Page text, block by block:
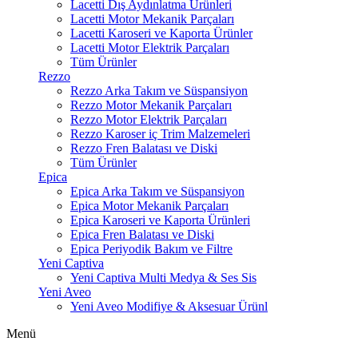
Lacetti Dış Aydınlatma Ürünleri
Lacetti Motor Mekanik Parçaları
Lacetti Karoseri ve Kaporta Ürünler
Lacetti Motor Elektrik Parçaları
Tüm Ürünler
Rezzo
Rezzo Arka Takım ve Süspansiyon
Rezzo Motor Mekanik Parçaları
Rezzo Motor Elektrik Parçaları
Rezzo Karoser iç Trim Malzemeleri
Rezzo Fren Balatası ve Diski
Tüm Ürünler
Epica
Epica Arka Takım ve Süspansiyon
Epica Motor Mekanik Parçaları
Epica Karoseri ve Kaporta Ürünleri
Epica Fren Balatası ve Diski
Epica Periyodik Bakım ve Filtre
Yeni Captiva
Yeni Captiva Multi Medya & Ses Sis
Yeni Aveo
Yeni Aveo Modifiye & Aksesuar Ürünl
Menü